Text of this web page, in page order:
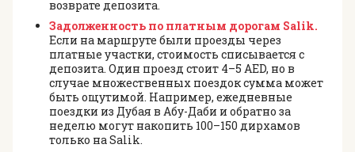
возврате депозита.
Задолженность по платным дорогам Salik.
Если на маршруте были проезды через
платные участки, стоимость списывается с
депозита. Один проезд стоит 4–5 AED, но в
случае множественных поездок сумма может
быть ощутимой. Например, ежедневные
поездки из Дубая в Абу-Даби и обратно за
неделю могут накопить 100–150 дирхамов
только на Salik.